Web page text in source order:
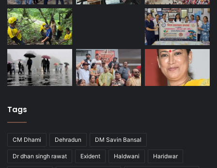
Tags
CM Dhami Dehradun DM Savin Bansal
Dr dhan singh rawat Exident Haldwani Haridwar